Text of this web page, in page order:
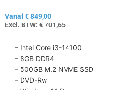
Vanaf€849,00
Excl. BTW: €701,65
– Intel Core i3-14100
– 8GB DDR4
– 500GB M.2 NVME SSD
– DVD-Rw
productpagina